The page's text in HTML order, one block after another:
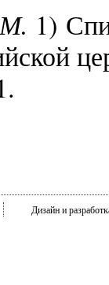
1)
Дизайн и